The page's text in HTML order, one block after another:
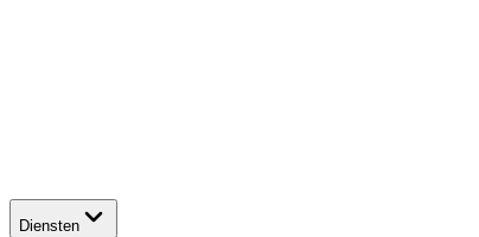
Diensten